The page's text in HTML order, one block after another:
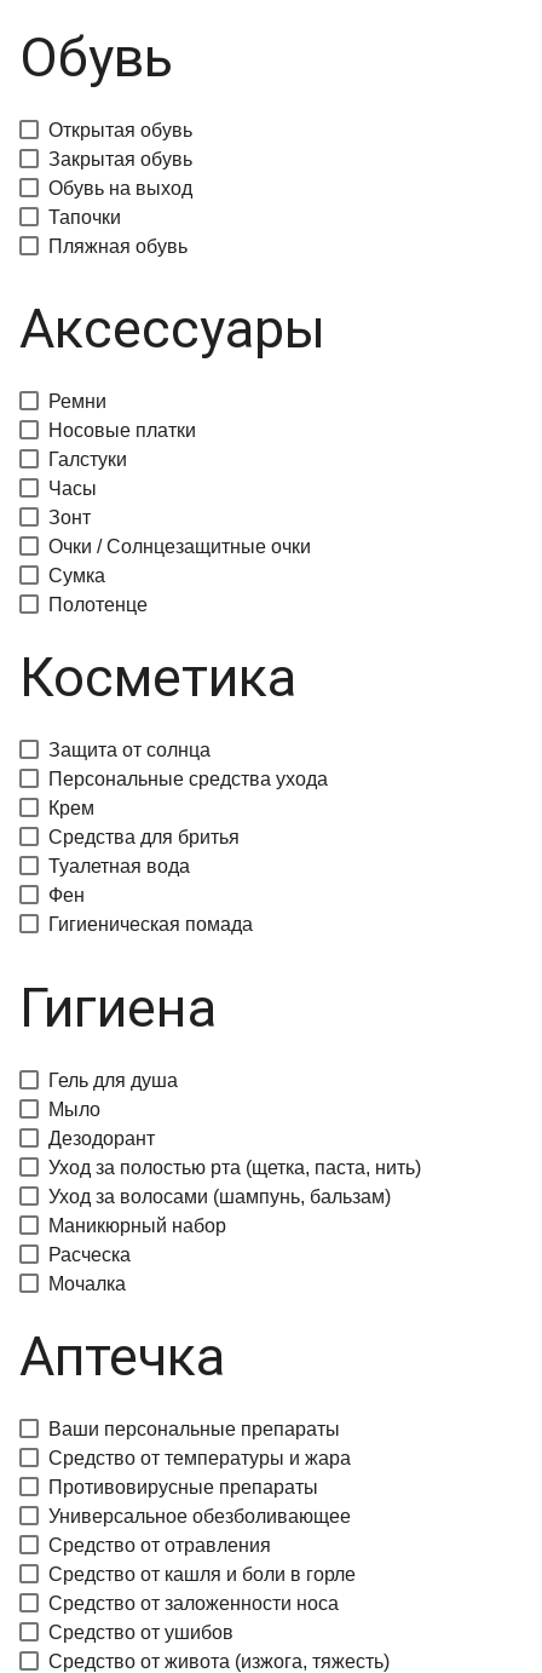
Обувь
Открытая обувь
Закрытая обувь
Обувь на выход
Тапочки
Пляжная обувь
Аксессуары
Ремни
Носовые платки
Галстуки
Часы
Зонт
Очки / Солнцезащитные очки
Сумка
Полотенце
Косметика
Защита от солнца
Персональные средства ухода
Крем
Средства для бритья
Туалетная вода
Фен
Гигиеническая помада
Гигиена
Гель для душа
Мыло
Дезодорант
Уход за полостью рта (щетка, паста, нить)
Уход за волосами (шампунь, бальзам)
Маникюрный набор
Расческа
Мочалка
Аптечка
Ваши персональные препараты
Средство от температуры и жара
Противовирусные препараты
Универсальное обезболивающее
Средство от отравления
Средство от кашля и боли в горле
Средство от заложенности носа
Средство от ушибов
Средство от живота (изжога, тяжесть)